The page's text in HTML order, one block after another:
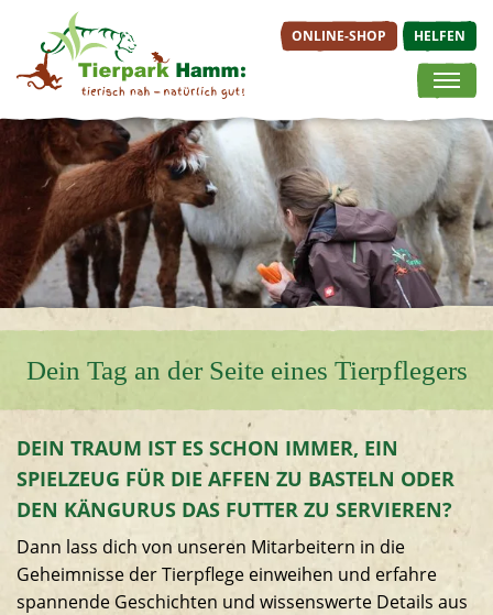
Springe direkt zu:
Hauptmenü
Inhalt
ONLINE-SHOP HELFEN
ONLINE-SHOP
Tageskarten
Jahreskarten
Angebote der
Zooschule
Veranstaltungen
Gutscheine
TIERE &
ERLEBNISWELTEN
Tierische Bewohner
Afrikaanlage
Afrikavoliere
Erdmännchenanlage
Fabeltier-
Erlebniswelt
Kinderbauernhof &
Streichelgehege
Tigeranlage
Südamerikaanlage
BESUCH
PLANEN
Anfahrt
Lageplan
Service &
Dein Tag an der Seite eines Tierpflegers
DEIN TRAUM IST ES SCHON IMMER, EIN
SPIELZEUG FÜR DIE AFFEN ZU BASTELN ODER
DEN KÄNGURUS DAS FUTTER ZU SERVIEREN?
Dann lass dich von unseren Mitarbeitern in die
Geheimnisse der Tierpflege einweihen und erfahre
spannende Geschichten und wissenswerte Details aus